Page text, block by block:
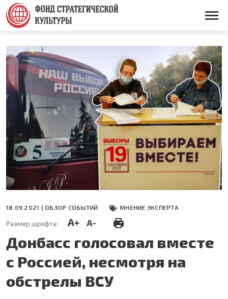
Перейти
основному
содержанию
Основная
18.09.2021 | ОБЗОР СОБЫТИЙ МНЕНИЕ ЭКСПЕРТА
Размер шрифта: A+ A-
Донбасс голосовал вместе
с Россией, несмотря на
обстрелы ВСУ